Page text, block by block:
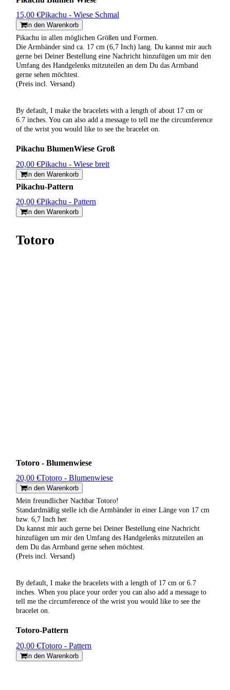
15,00 €Pikachu - Wiese Schmal
In den Warenkorb
Pikachu in allen möglichen Größen und Formen.
Die Armbänder sind ca. 17 cm (6,7 Inch) lang. Du kannst mir auch
gerne bei Deiner Bestellung eine Nachricht hinzufügen um mir den
Umfang des Handgelenks mitzuteilen an dem Du das Armband
gerne sehen möchtest.
(Preis incl. Versand)
By default, I make the bracelets with a length of about 17 cm or
6.7 inches. You can also add a message to tell me the circumference
of the wrist you would like to see the bracelet on.
Pikachu BlumenWiese Groß
20,00 €Pikachu - Wiese breit
In den Warenkorb
Pikachu-Pattern
20,00 €Pikachu - Pattern
In den Warenkorb
Totoro
Totoro - Blumenwiese
20,00 €Totoro - Blumenwiese
In den Warenkorb
Mein freundlicher Nachbar Totoro!
Standardmäßig stelle ich die Armbänder in einer Länge von 17 cm
bzw. 6,7 Inch her.
Du kannst mir auch gerne bei Deiner Bestellung eine Nachricht
hinzufügen um mir den Umfang des Handgelenks mitzuteilen an
dem Du das Armband gerne sehen möchtest.
(Preis incl. Versand)
By default, I make the bracelets with a length of 17 cm or 6.7
inches. When you place your order you can also add a message to
tell me the circumference of the wrist you would like to see the
bracelet on.
Totoro-Pattern
20,00 €Totoro - Pattern
In den Warenkorb